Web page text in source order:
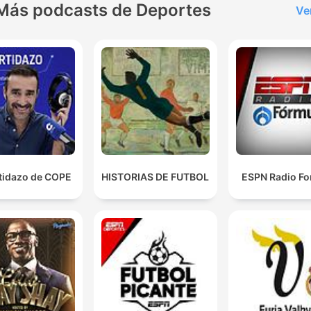
League oder wichtigste
Sie erfahren bei“ Reif ist
alles, was Sie als
wissen müssen.
über den Fußballstatus
Machenschaften des FC
Bayern oder Einblicke in
bietet seinen Zuhörern
seine profunden Kenntnisse
und seine einzigartige
Expertise. Sie wollen
verpassen? Dann schalten
podcasts de Deportes
de COPE HISTORIAS DE FUTBOL ESPN Radio